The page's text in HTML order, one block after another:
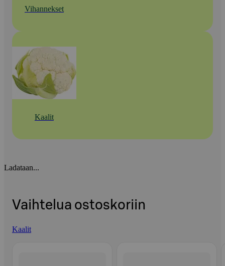
Vihannekset
Kaalit
Ladataan...
Vaihtelua ostoskoriin
Kaalit